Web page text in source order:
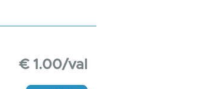
€ 1.00/val